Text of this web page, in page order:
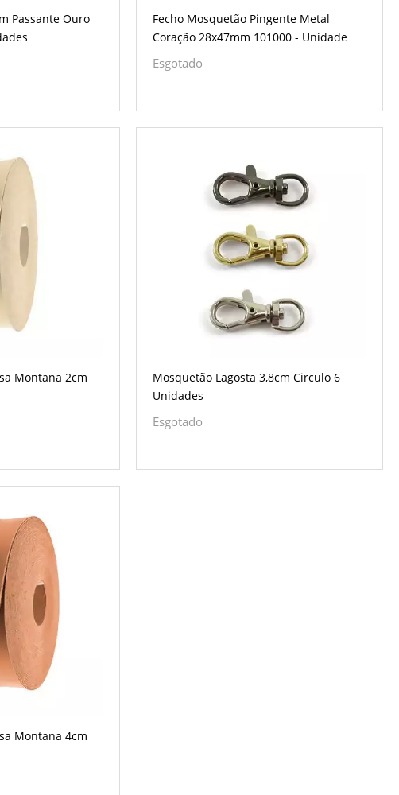
Passante Ouro
Fecho Mosquetão Pingente Metal
Coração 28x47mm 101000 - Unidade
Esgotado
Montana 2cm
Mosquetão Lagosta 3,8cm Circulo 6
Unidades
Esgotado
Montana 4cm